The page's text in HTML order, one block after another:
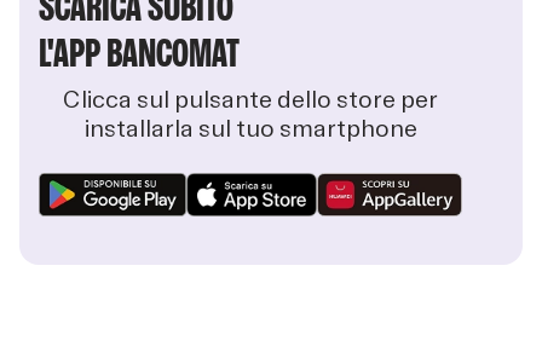
L'APP BANCOMAT
Clicca sul pulsante dello store per
installarla sul tuo smartphone